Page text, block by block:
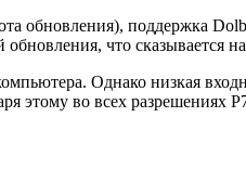
обновления), поддержка
что сказывается
Однако низкая
этому во всех